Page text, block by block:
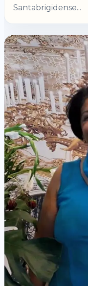
Santabrigidense...